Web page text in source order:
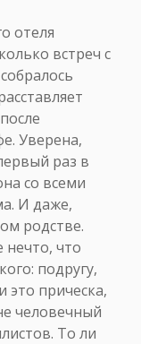
отеля
встреч с
Уверена,
раз в
со всеми
И даже,
родстве.
нечто, что
подругу,
это прическа,
человечный
То ли